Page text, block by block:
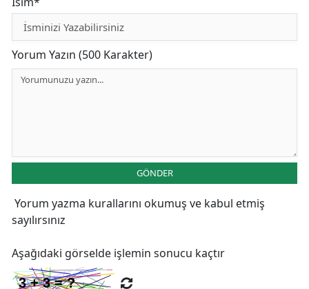
Yorum Yazın (500 Karakter)
GÖNDER
Yorum yazma kurallarını okumuş ve kabul etmiş
sayılırsınız
Aşağıdaki görselde işlemin sonucu kaçtır